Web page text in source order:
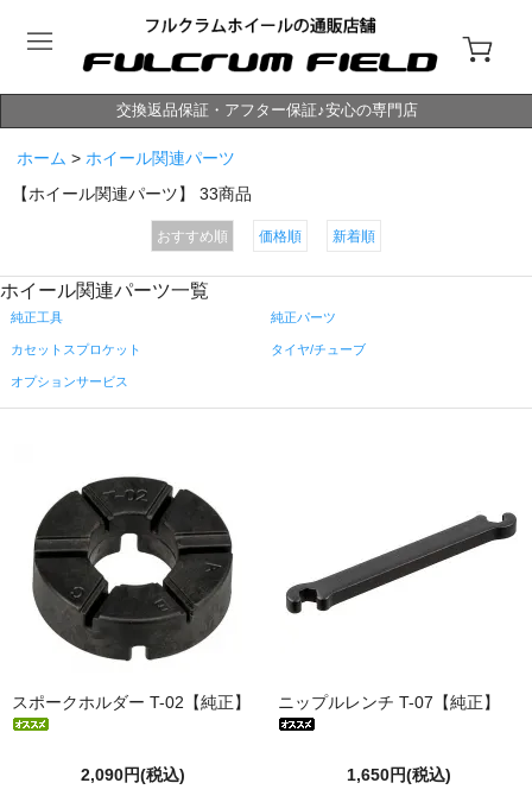
交換返品保証・アフター保証♪安心の専門店
ホーム > ホイール関連パーツ
【ホイール関連パーツ】 33商品
おすすめ順 価格順 新着順
ホイール関連パーツ一覧
純正工具 純正パーツ
カセットスプロケット タイヤ/チューブ
オプションサービス
スポークホルダー T-02【純正】
2,090円(税込)
ニップルレンチ T-07【純正】
1,650円(税込)